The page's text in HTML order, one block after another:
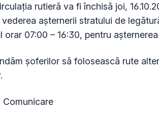
rutieră va fi închisă joi,
vederea așternerii stratului de
orar 07:00 – 16:30, pentru
șoferilor să folosească rute
Comunicare